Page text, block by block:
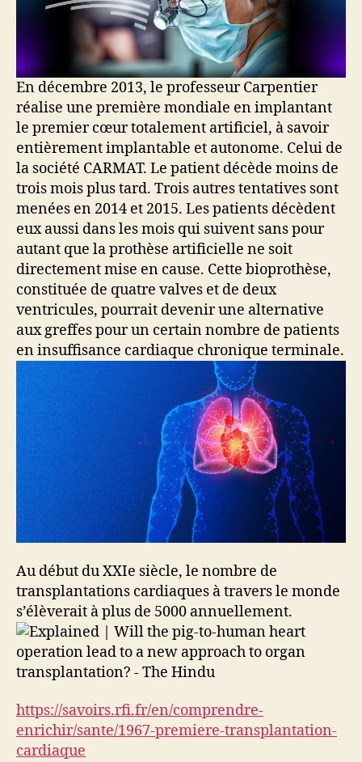
En décembre 2013, le professeur Carpentier
réalise une première mondiale en implantant
le premier cœur totalement artificiel, à savoir
entièrement implantable et autonome. Celui de
la société CARMAT. Le patient décède moins de
trois mois plus tard. Trois autres tentatives sont
menées en 2014 et 2015. Les patients décèdent
eux aussi dans les mois qui suivent sans pour
autant que la prothèse artificielle ne soit
directement mise en cause. Cette bioprothèse,
constituée de quatre valves et de deux
ventricules, pourrait devenir une alternative
aux greffes pour un certain nombre de patients
en insuffisance cardiaque chronique terminale.
Au début du XXIe siècle, le nombre de
transplantations cardiaques à travers le monde
s’élèverait à plus de 5000 annuellement.
https://savoirs.rfi.fr/en/comprendre-
enrichir/sante/1967-premiere-transplantation-
cardiaque